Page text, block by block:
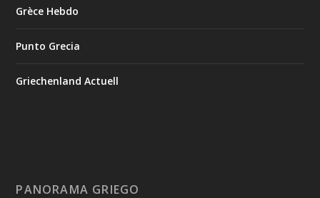
Grèce Hebdo
Punto Grecia
Griechenland Actuell
PANORAMA GRIEGO